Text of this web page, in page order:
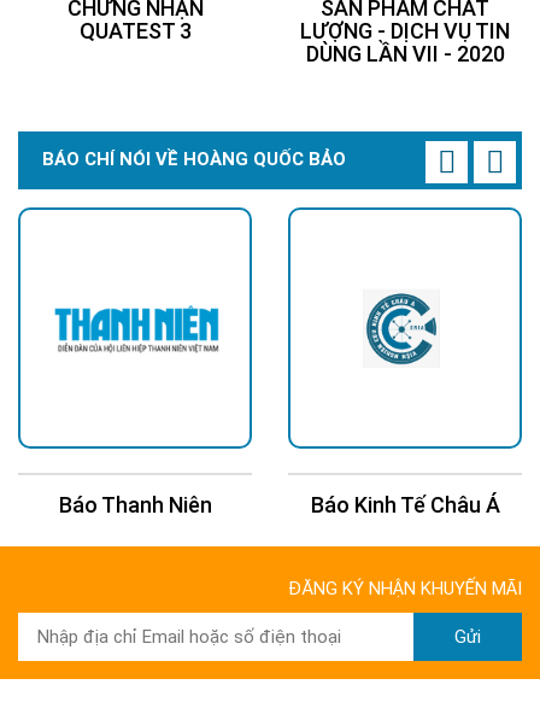
CHỨNG NHẬN
QUATEST 3
SẢN PHẨM CHẤT
LƯỢNG - DỊCH VỤ TIN
DÙNG LẦN VII - 2020
BÁO CHÍ NÓI VỀ HOÀNG QUỐC BẢO
Báo Thanh Niên Báo Kinh Tế Châu Á
ĐĂNG KÝ NHẬN KHUYẾN MÃI
Gửi